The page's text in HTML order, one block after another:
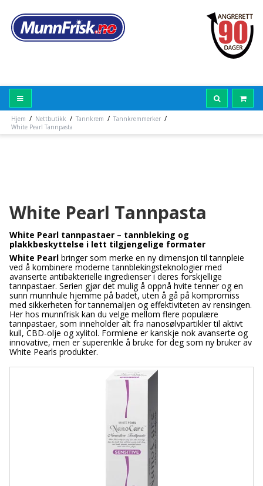
Hjem / Nettbutikk / Tannkrem / Tannkremmerker /
White Pearl Tannpasta
White Pearl Tannpasta
White Pearl tannpastaer – tannbleking og
plakkbeskyttelse i lett tilgjengelige formater
White Pearl bringer som merke en ny dimensjon til tannpleie
ved å kombinere moderne tannblekingsteknologier med
avanserte antibakterielle ingredienser i deres forskjellige
tannpastaer. Serien gjør det mulig å oppnå hvite tenner og en
sunn munnhule hjemme på badet, uten å gå på kompromiss
med sikkerheten for tannemaljen og effektiviteten av rensingen.
Her hos munnfrisk kan du velge mellom flere populære
tannpastaer, som inneholder alt fra nanosølvpartikler til aktivt
kull, CBD-olje og xylitol. Formlene er kanskje nok avanserte og
innovative, men er superenkle å bruke for deg som ny bruker av
White Pearls produkter.